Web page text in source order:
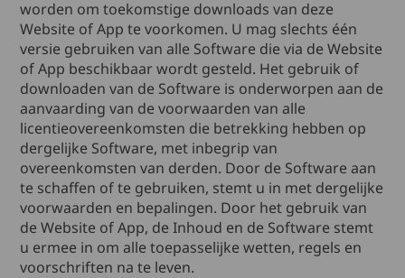
worden om toekomstige downloads van deze
Website of App te voorkomen. U mag slechts één
versie gebruiken van alle Software die via de Website
of App beschikbaar wordt gesteld. Het gebruik of
downloaden van de Software is onderworpen aan de
aanvaarding van de voorwaarden van alle
licentieovereenkomsten die betrekking hebben op
dergelijke Software, met inbegrip van
overeenkomsten van derden. Door de Software aan
te schaffen of te gebruiken, stemt u in met dergelijke
voorwaarden en bepalingen. Door het gebruik van
de Website of App, de Inhoud en de Software stemt
u ermee in om alle toepasselijke wetten, regels en
voorschriften na te leven.